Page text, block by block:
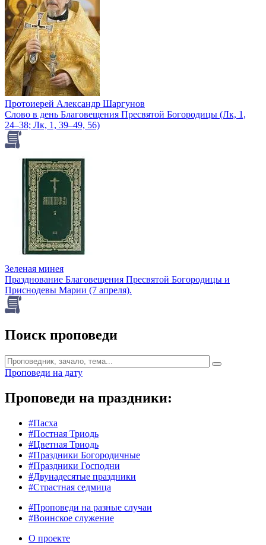
Протоиерей Александр Шаргунов
Слово в день Благовещения Пресвятой Богородицы (Лк, 1,
24–38; Лк, 1, 39–49, 56)
Зеленая минея
Празднование Благовещения Пресвятой Богородицы и
Приснодевы Марии (7 апреля).
Поиск проповеди
Проповеди на дату
Проповеди на праздники:
#Пасха
#Постная Триодь
#Цветная Триодь
#Праздники Богородичные
#Праздники Господни
#Двунадесятые праздники
#Страстная седмица
#Проповеди на разные случаи
#Воинское служение
О проекте